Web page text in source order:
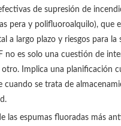
de supresión de
pera y polifluoroalquilo), que
a largo plazo y riesgos para la
no es solo una cuestión de
Implica una planificación
cuando se trata de
las espumas fluoradas más